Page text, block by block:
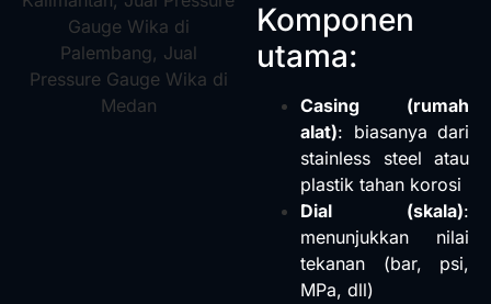
Komponen
utama:
Casing (rumah
alat): biasanya dari
stainless steel atau
plastik tahan korosi
Dial (skala):
menunjukkan nilai
tekanan (bar, psi,
MPa, dll)